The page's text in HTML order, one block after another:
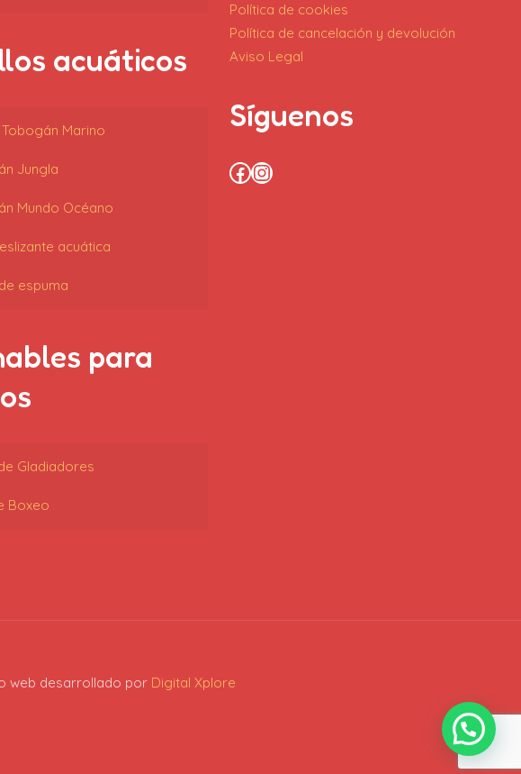
acuáticos
Tobogán Marino
Jungla
Mundo Océano
acuática
espuma
para
Gladiadores
Boxeo
Política de cookies
Política de cancelación y devolución
Aviso Legal
Síguenos
Facebook
Instagram
web desarrollado por Digital Xplore